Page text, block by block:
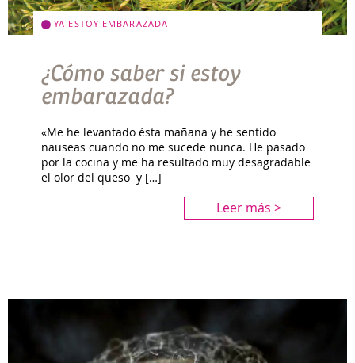
YA ESTOY EMBARAZADA
¿Cómo saber si estoy
embarazada?
«Me he levantado ésta mañana y he sentido
nauseas cuando no me sucede nunca. He pasado
por la cocina y me ha resultado muy desagradable
el olor del queso y […]
Leer más >